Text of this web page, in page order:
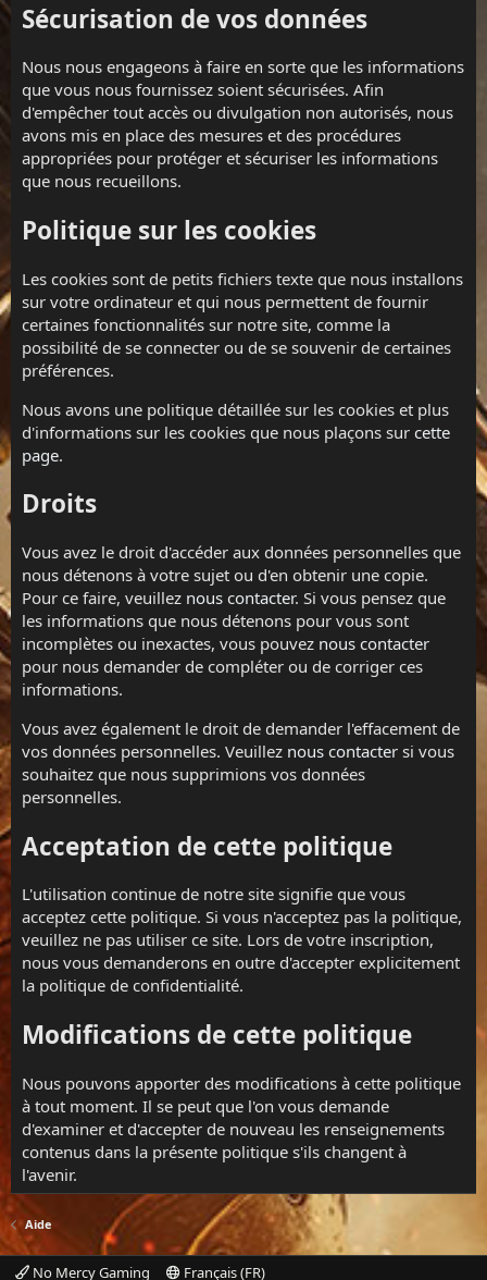
Sécurisation de vos données
Nous nous engageons à faire en sorte que les informations
que vous nous fournissez soient sécurisées. Afin
d'empêcher tout accès ou divulgation non autorisés, nous
avons mis en place des mesures et des procédures
appropriées pour protéger et sécuriser les informations
que nous recueillons.
Politique sur les cookies
Les cookies sont de petits fichiers texte que nous installons
sur votre ordinateur et qui nous permettent de fournir
certaines fonctionnalités sur notre site, comme la
possibilité de se connecter ou de se souvenir de certaines
préférences.
Nous avons une politique détaillée sur les cookies et plus
d'informations sur les cookies que nous plaçons sur cette
page.
Droits
Vous avez le droit d'accéder aux données personnelles que
nous détenons à votre sujet ou d'en obtenir une copie.
Pour ce faire, veuillez nous contacter. Si vous pensez que
les informations que nous détenons pour vous sont
incomplètes ou inexactes, vous pouvez nous contacter
pour nous demander de compléter ou de corriger ces
informations.
Vous avez également le droit de demander l'effacement de
vos données personnelles. Veuillez nous contacter si vous
souhaitez que nous supprimions vos données
personnelles.
Acceptation de cette politique
L'utilisation continue de notre site signifie que vous
acceptez cette politique. Si vous n'acceptez pas la politique,
veuillez ne pas utiliser ce site. Lors de votre inscription,
nous vous demanderons en outre d'accepter explicitement
la politique de confidentialité.
Modifications de cette politique
Nous pouvons apporter des modifications à cette politique
à tout moment. Il se peut que l'on vous demande
d'examiner et d'accepter de nouveau les renseignements
contenus dans la présente politique s'ils changent à
l'avenir.
Aide
No Mercy Gaming Français (FR)